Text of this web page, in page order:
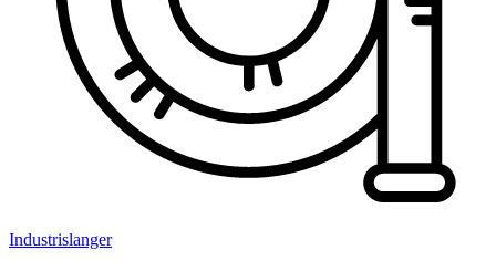
Industrislanger